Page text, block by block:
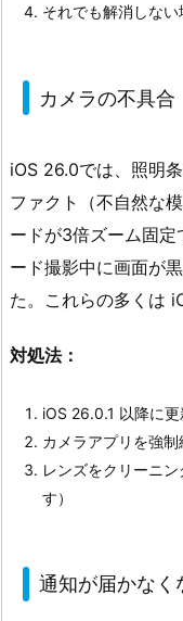
それでも解消しな
カメラの不具合
iOS 26.0では、照明
ファクト（不自然な
ードが3倍ズーム固
ード撮影中に画面が
た。これらの多くは
対処法：
iOS 26.0.1 以降に更
カメラアプリを強
レンズをクリーニ
す）
通知が届かなく